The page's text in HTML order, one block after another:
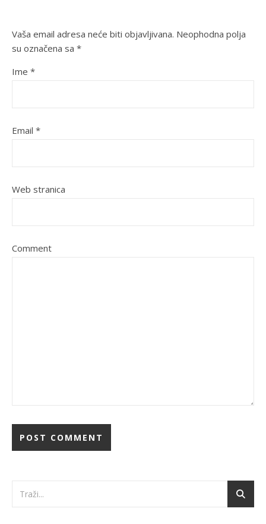
Vaša email adresa neće biti objavljivana. Neophodna polja
su označena sa *
Ime *
Email *
Web stranica
Comment